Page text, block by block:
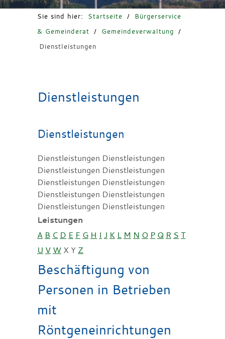
Sie sind hier: Startseite /
Bürgerservice
& Gemeinderat
/ Gemeindeverwaltung
/
Dienstleistungen
Dienstleistungen
Dienstleistungen
Dienstleistungen Dienstleistungen
Dienstleistungen Dienstleistungen
Dienstleistungen Dienstleistungen
Dienstleistungen Dienstleistungen
Dienstleistungen Dienstleistungen
Leistungen
A B C D E F G H I J K L M N O P Q R S T
U V W X Y Z
Beschäftigung von
Personen in Betrieben
mit
Röntgeneinrichtungen